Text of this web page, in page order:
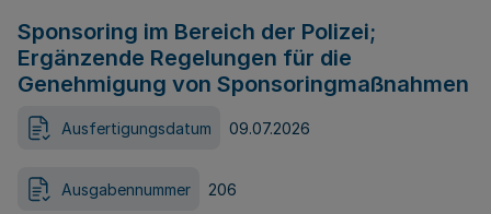
Sponsoring im Bereich der Polizei;
Ergänzende Regelungen für die
Genehmigung von Sponsoringmaßnahmen
Ausfertigungsdatum 09.07.2026
Ausgabennummer 206